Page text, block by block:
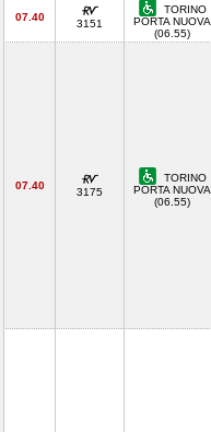
07.40
3151
TORINO
PORTA NUOVA
(06.55)
07.40
3175
TORINO
PORTA NUOVA
(06.55)